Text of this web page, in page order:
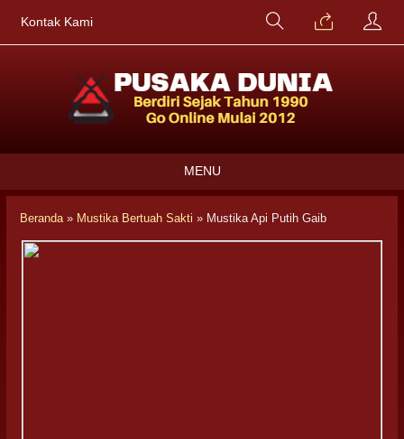
Kontak Kami
MENU
Beranda» Mustika Bertuah Sakti » Mustika Api Putih Gaib